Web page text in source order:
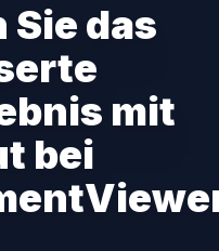
Sie das
mit
bei